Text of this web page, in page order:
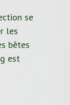
se
les
bêtes
est